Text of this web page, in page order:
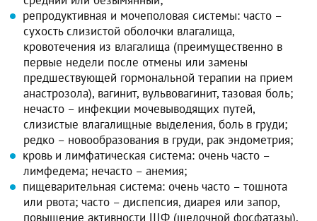
репродуктивная и мочеполовая системы: часто –
сухость слизистой оболочки влагалища,
кровотечения из влагалища (преимущественно в
первые недели после отмены или замены
предшествующей гормональной терапии на прием
анастрозола), вагинит, вульвовагинит, тазовая боль;
нечасто – инфекции мочевыводящих путей,
слизистые влагалищные выделения, боль в груди;
редко – новообразования в груди, рак эндометрия;
кровь и лимфатическая система: очень часто –
лимфедема; нечасто – анемия;
пищеварительная система: очень часто – тошнота
или рвота; часто – диспепсия, диарея или запор,
повышение активности ЩФ (щелочной фосфатазы),